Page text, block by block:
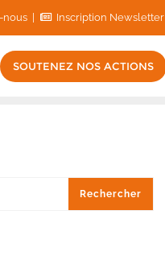
nous Inscription Newsletter
SOUTENEZ NOS ACTIONS
Rechercher